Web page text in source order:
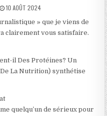
PUBLISHED
10 AOÛT 2024
» que je viens de
clairement vous satisfaire.
il Des Protéines? Un
La Nutrition) synthétise
quelqu’un de sérieux pour